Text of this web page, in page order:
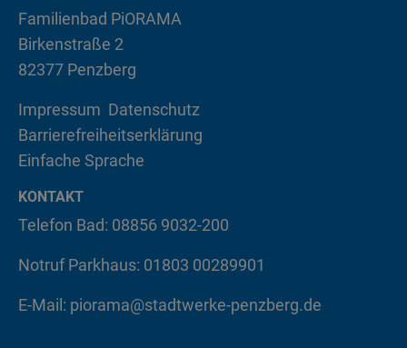
Familienbad PiORAMA
Birkenstraße 2
82377 Penzberg
Impressum Datenschutz
Barrierefreiheitserklärung
Einfache Sprache
KONTAKT
Telefon Bad: 08856 9032-200
Notruf Parkhaus: 01803 00289901
E-Mail: piorama@stadtwerke-penzberg.de